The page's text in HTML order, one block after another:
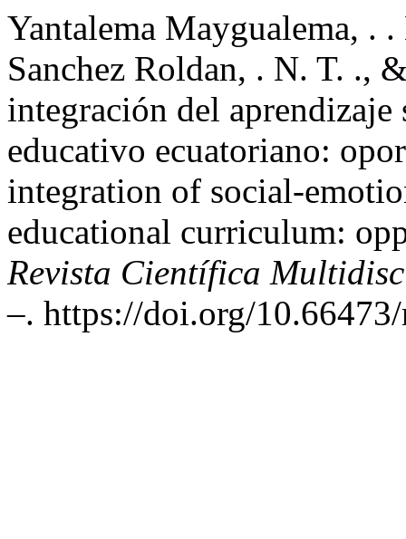
Yantalema Maygualema, .
Sanchez Roldan, . N. T. .,
integración del
educativo ecuatoriano:
integration of social-
educational curriculum:
Revista Científica
–. https://doi.org/